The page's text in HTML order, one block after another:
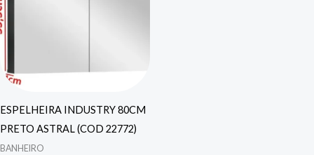
ESPELHEIRA INDUSTRY 80CM
PRETO ASTRAL (COD 22772)
BANHEIRO